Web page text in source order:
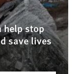
help stop
save lives